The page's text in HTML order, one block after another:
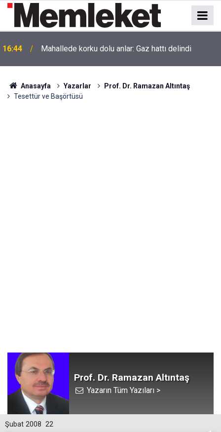
16:44 Mahallede korku dolu anlar: Gaz hattı delindi
Anasayfa Yazarlar
Prof. Dr. Ramazan Altıntaş
Tesettür ve Başörtüsü
Prof. Dr. Ramazan Altıntaş
Yazarın Tüm Yazıları >
22
Şubat 2008